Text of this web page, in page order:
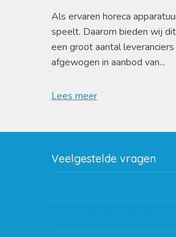
Als ervaren horeca
speelt. Daarom bieden wij
een groot aantal
afgewogen in aanbod van...
Lees meer
Veelgestelde vragen